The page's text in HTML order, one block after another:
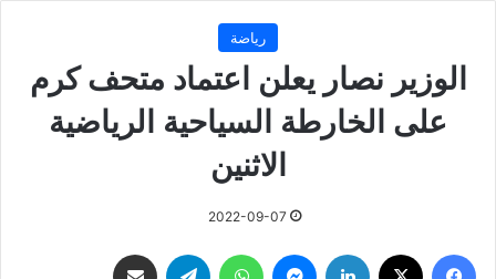
رياضة
الوزير نصار يعلن اعتماد متحف كرم
على الخارطة السياحية الرياضية
الاثنين
2022-09-07
فيسبوك لينكدإن ماسنجر واتساب تيلقرام